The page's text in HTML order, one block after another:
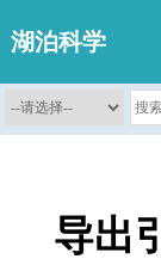
湖泊科学
导出